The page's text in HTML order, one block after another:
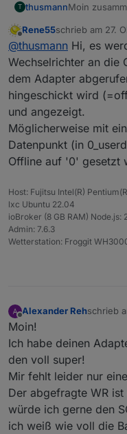
T thusmannMoin
den Offline-
Momentan
allerdings
Ich wollte es
dauerhaft
Offline
Rene55schrieb am 27.
zuletzt editiert
@thusmann Hi, es
Wechselrichter an die
dem Adapter
hingeschickt wird
und angezeigt.
Möglicherweise mit
Datenpunkt (in
Offline auf '0' gesetzt
Host: Fujitsu Intel(R)
lxc Ubuntu 22.04
ioBroker (8 GB RAM) Node.js:
Admin: 7.6.3
Wetterstation: Froggit
Offline
Alexander Rehschrieb
zuletzt
Moin!
Ich habe deinen
den voll super!
Mir fehlt leider nur
Der abgefragte WR
würde ich gerne den
ich weiß wie voll die